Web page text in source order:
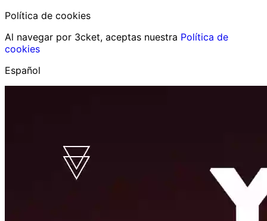
Política de cookies
Al navegar por 3cket, aceptas nuestra Política de
cookies
Español